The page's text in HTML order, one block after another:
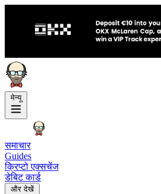
मेन्यू
समाचार
Guides
क्रिप्टो एक्सचेंज
डेबिट कार्ड
और देखें